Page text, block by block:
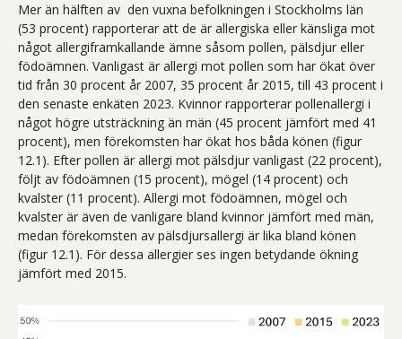
Mer än hälften av den vuxna befolkningen i Stockholms län
(53 procent) rapporterar att de är allergiska eller känsliga mot
något allergiframkallande ämne såsom pollen, pälsdjur eller
födoämnen. Vanligast är allergi mot pollen som har ökat över
tid från 30 procent år 2007, 35 procent år 2015, till 43 procent i
den senaste enkäten 2023. Kvinnor rapporterar pollenallergi i
något högre utsträckning än män (45 procent jämfört med 41
procent), men förekomsten har ökat hos båda könen (figur
12.1). Efter pollen är allergi mot pälsdjur vanligast (22 procent),
följt av födoämnen (15 procent), mögel (14 procent) och
kvalster (11 procent). Allergi mot födoämnen, mögel och
kvalster är även de vanligare bland kvinnor jämfört med män,
medan förekomsten av pälsdjursallergi är lika bland könen
(figur 12.1). För dessa allergier ses ingen betydande ökning
jämfört med 2015.